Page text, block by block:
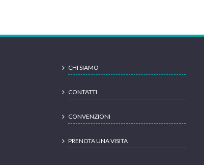
CHI SIAMO
CONTATTI
CONVENZIONI
PRENOTA UNA VISITA